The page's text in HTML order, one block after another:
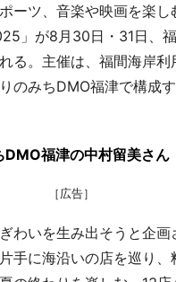
ーツ、音楽や映画を楽し
」が8月30日・31日、
る。主催は、福間海岸利
のみちDMO福津で構成
DMO福津の中村留美さん
［広告］
わいを生み出そうと企画
手に海沿いの店を巡り、